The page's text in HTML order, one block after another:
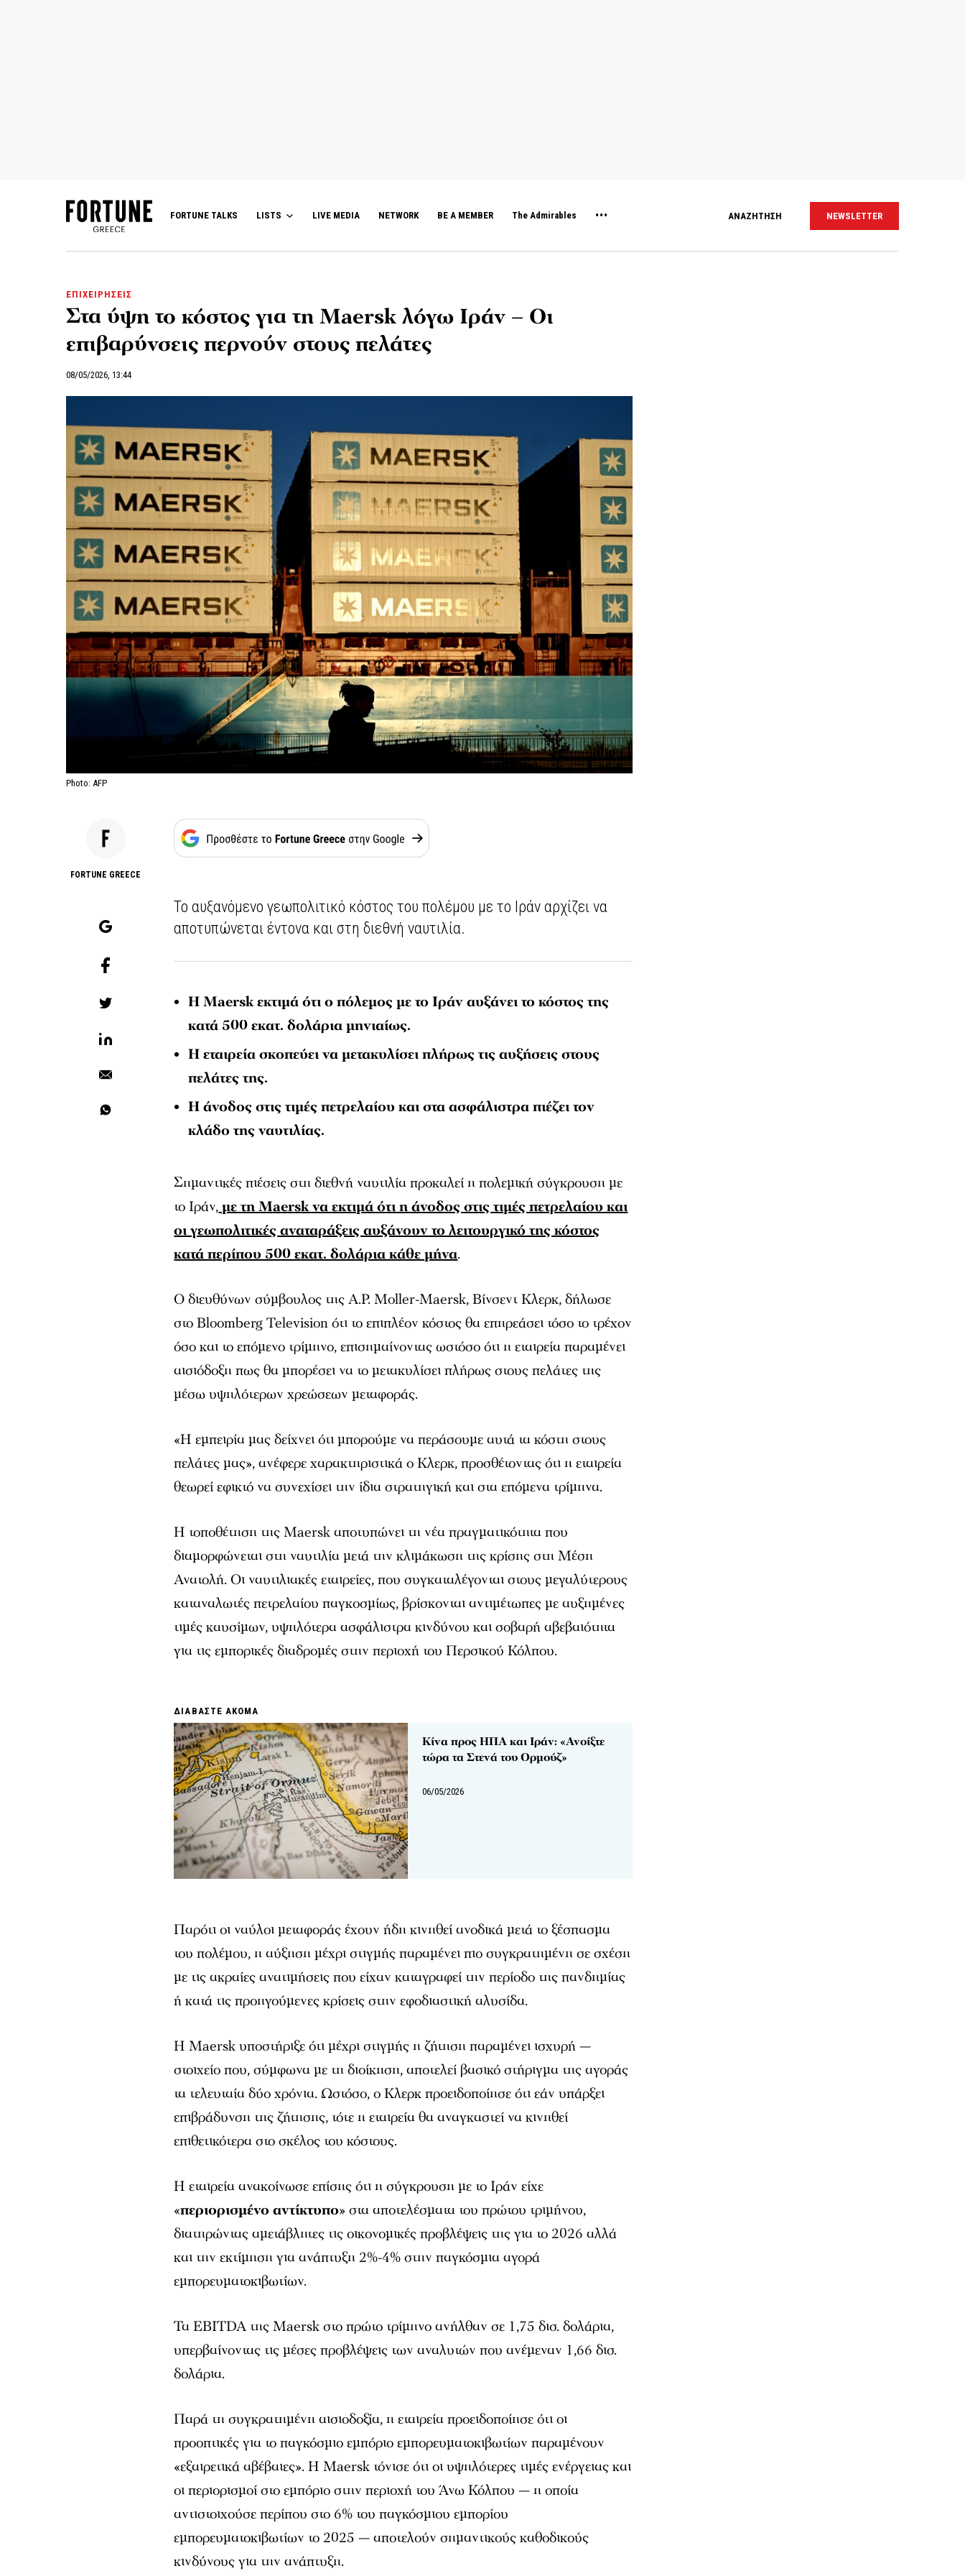
FORTUNE TALKS LISTS LIVE MEDIA NETWORK BE A MEMBER The Admirables ΑΝΑΖΗΤΗΣΗ NEWSLETTER
ΕΠΙΧΕΙΡΗΣΕΙΣ
Στα ύψη το κόστος για τη Maersk λόγω Ιράν – Οι
επιβαρύνσεις περνούν στους πελάτες
08/05/2026, 13:44
Photo: AFP
FORTUNE GREECE
Το αυξανόμενο γεωπολιτικό κόστος του πολέμου με το Ιράν αρχίζει να
αποτυπώνεται έντονα και στη διεθνή ναυτιλία.
Η Maersk εκτιμά ότι ο πόλεμος με το Ιράν αυξάνει το κόστος της
κατά 500 εκατ. δολάρια μηνιαίως.
Η εταιρεία σκοπεύει να μετακυλίσει πλήρως τις αυξήσεις στους
πελάτες της.
Η άνοδος στις τιμές πετρελαίου και στα ασφάλιστρα πιέζει τον
κλάδο της ναυτιλίας.
Σημαντικές πιέσεις στη διεθνή ναυτιλία προκαλεί η πολεμική σύγκρουση με
το Ιράν,με τη Maersk να εκτιμά ότι η άνοδος στις τιμές πετρελαίου και
οι γεωπολιτικές αναταράξεις αυξάνουν το λειτουργικό της κόστος
κατά περίπου 500 εκατ. δολάρια κάθε μήνα.
Ο διευθύνων σύμβουλος της A.P. Moller-Maersk, Βίνσεντ Κλερκ, δήλωσε
στο Bloomberg Television ότι το επιπλέον κόστος θα επηρεάσει τόσο το τρέχον
όσο και το επόμενο τρίμηνο, επισημαίνοντας ωστόσο ότι η εταιρεία παραμένει
αισιόδοξη πως θα μπορέσει να το μετακυλίσει πλήρως στους πελάτες της
μέσω υψηλότερων χρεώσεων μεταφοράς.
«Η εμπειρία μας δείχνει ότι μπορούμε να περάσουμε αυτά τα κόστη στους
πελάτες μας», ανέφερε χαρακτηριστικά ο Κλερκ, προσθέτοντας ότι η εταιρεία
θεωρεί εφικτό να συνεχίσει την ίδια στρατηγική και στα επόμενα τρίμηνα.
Η τοποθέτηση της Maersk αποτυπώνει τη νέα πραγματικότητα που
διαμορφώνεται στη ναυτιλία μετά την κλιμάκωση της κρίσης στη Μέση
Ανατολή. Οι ναυτιλιακές εταιρείες, που συγκαταλέγονται στους μεγαλύτερους
καταναλωτές πετρελαίου παγκοσμίως, βρίσκονται αντιμέτωπες με αυξημένες
τιμές καυσίμων, υψηλότερα ασφάλιστρα κινδύνου και σοβαρή αβεβαιότητα
για τις εμπορικές διαδρομές στην περιοχή του Περσικού Κόλπου.
ΔΙΑΒΑΣΤΕ ΑΚΟΜΑ
Κίνα προς ΗΠΑ και Ιράν: «Ανοίξτε
τώρα τα Στενά του Ορμούζ»
06/05/2026
Παρότι οι ναύλοι μεταφοράς έχουν ήδη κινηθεί ανοδικά μετά το ξέσπασμα
του πολέμου, η αύξηση μέχρι στιγμής παραμένει πιο συγκρατημένη σε σχέση
με τις ακραίες ανατιμήσεις που είχαν καταγραφεί την περίοδο της πανδημίας
ή κατά τις προηγούμενες κρίσεις στην εφοδιαστική αλυσίδα.
Η Maersk υποστήριξε ότι μέχρι στιγμής η ζήτηση παραμένει ισχυρή —
στοιχείο που, σύμφωνα με τη διοίκηση, αποτελεί βασικό στήριγμα της αγοράς
τα τελευταία δύο χρόνια. Ωστόσο, ο Κλερκ προειδοποίησε ότι εάν υπάρξει
επιβράδυνση της ζήτησης, τότε η εταιρεία θα αναγκαστεί να κινηθεί
επιθετικότερα στο σκέλος του κόστους.
Η εταιρεία ανακοίνωσε επίσης ότι η σύγκρουση με το Ιράν είχε
«περιορισμένο αντίκτυπο» στα αποτελέσματα του πρώτου τριμήνου,
διατηρώντας αμετάβλητες τις οικονομικές προβλέψεις της για το 2026 αλλά
και την εκτίμηση για ανάπτυξη 2%-4% στην παγκόσμια αγορά
εμπορευματοκιβωτίων.
Τα EBITDA της Maersk στο πρώτο τρίμηνο ανήλθαν σε 1,75 δισ. δολάρια,
υπερβαίνοντας τις μέσες προβλέψεις των αναλυτών που ανέμεναν 1,66 δισ.
δολάρια.
Παρά τη συγκρατημένη αισιοδοξία, η εταιρεία προειδοποίησε ότι οι
προοπτικές για το παγκόσμιο εμπόριο εμπορευματοκιβωτίων παραμένουν
«εξαιρετικά αβέβαιες». Η Maersk τόνισε ότι οι υψηλότερες τιμές ενέργειας και
οι περιορισμοί στο εμπόριο στην περιοχή του Άνω Κόλπου — η οποία
αντιστοιχούσε περίπου στο 6% του παγκόσμιου εμπορίου
εμπορευματοκιβωτίων το 2025 — αποτελούν σημαντικούς καθοδικούς
κινδύνους για την ανάπτυξη.